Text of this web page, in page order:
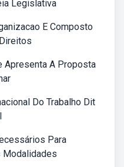
Legislativa
E Composto
Apresenta A Proposta
Do Trabalho Dit
Para
Modalidades